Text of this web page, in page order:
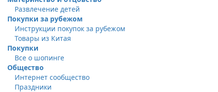
Развлечение детей
Покупки за рубежом
Инструкции покупок за рубежом
Товары из Китая
Покупки
Все о шопинге
Общество
Интернет сообщество
Праздники